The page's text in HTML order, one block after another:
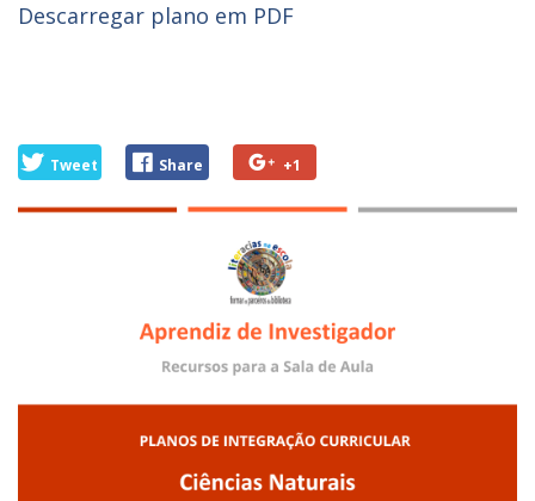
Descarregar plano em PDF
Tweet Share +1